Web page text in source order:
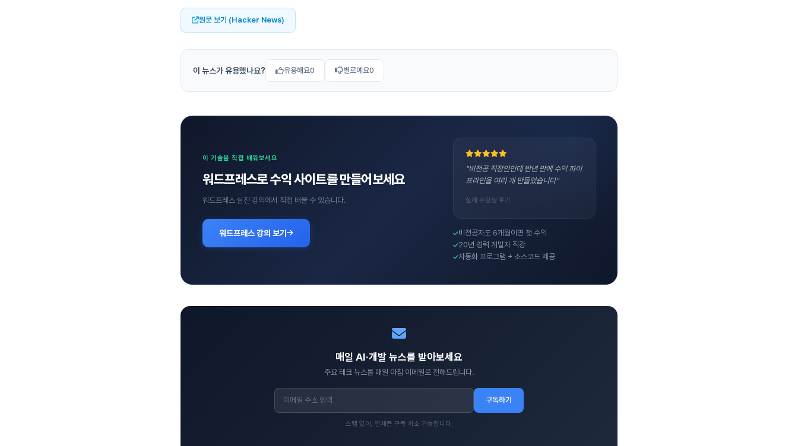
원문 보기 (Hacker News)
이 뉴스가 유용했나요? 유용해요0 별로예요0
이 기술을 직접 배워보세요
워드프레스로 수익 사이트를 만들어보세요
워드프레스 실전 강의에서 직접 배울 수 있습니다.
워드프레스 강의 보기
"비전공 직장인인데 반년 만에 수익 파이
프라인을 여러 개 만들었습니다"
실제 수강생 후기
비전공자도 6개월이면 첫 수익
20년 경력 개발자 직강
자동화 프로그램 + 소스코드 제공
매일 AI·개발 뉴스를 받아보세요
주요 테크 뉴스를 매일 아침 이메일로 전해드립니다.
구독하기
스팸 없이, 언제든 구독 취소 가능합니다.